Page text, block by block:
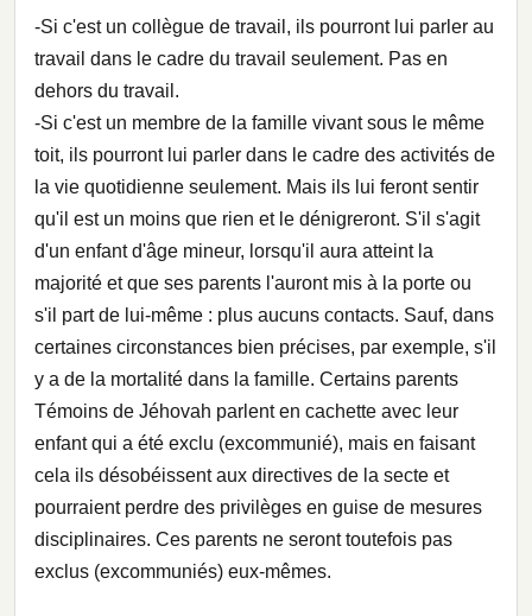
-Si c'est un collègue de travail, ils pourront lui parler au
travail dans le cadre du travail seulement. Pas en
dehors du travail.
-Si c'est un membre de la famille vivant sous le même
toit, ils pourront lui parler dans le cadre des activités de
la vie quotidienne seulement. Mais ils lui feront sentir
qu'il est un moins que rien et le dénigreront. S'il s'agit
d'un enfant d'âge mineur, lorsqu'il aura atteint la
majorité et que ses parents l'auront mis à la porte ou
s'il part de lui-même : plus aucuns contacts. Sauf, dans
certaines circonstances bien précises, par exemple, s'il
y a de la mortalité dans la famille. Certains parents
Témoins de Jéhovah parlent en cachette avec leur
enfant qui a été exclu (excommunié), mais en faisant
cela ils désobéissent aux directives de la secte et
pourraient perdre des privilèges en guise de mesures
disciplinaires. Ces parents ne seront toutefois pas
exclus (excommuniés) eux-mêmes.